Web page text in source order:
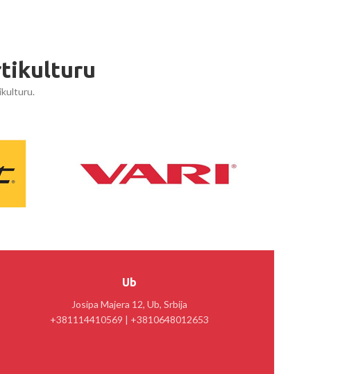
Ub
Josipa Majera 12, Ub, Srbija
+381114410569 | +3810648012653